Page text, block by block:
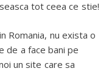
tot ceea ce stie!
Romania, nu exista o
de a face bani pe
un site care sa